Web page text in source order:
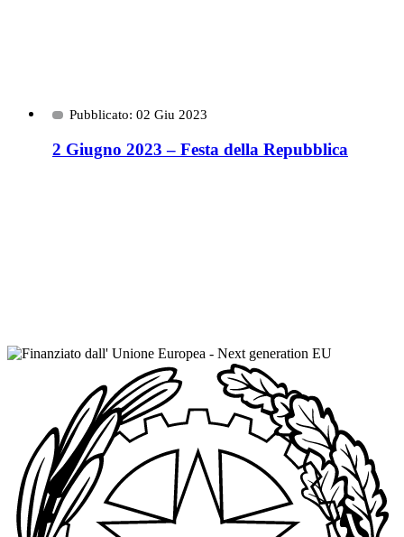
Pubblicato: 02 Giu 2023
2 Giugno 2023 – Festa della Repubblica